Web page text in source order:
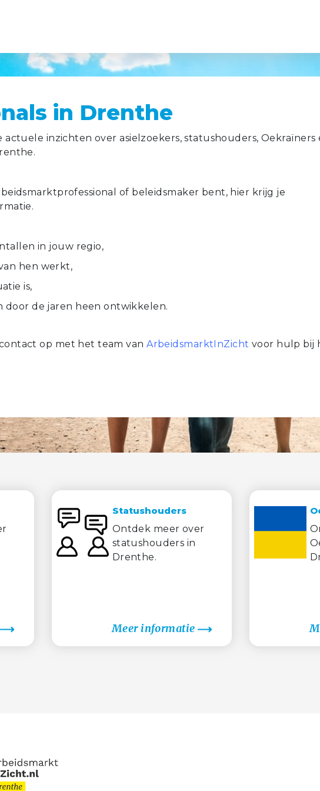
in Drenthe
actuele inzichten over asielzoekers, statushouders, Oekraïners
of beleidsmaker bent, hier krijg je
in jouw regio,
hen werkt,
is,
door de jaren heen ontwikkelen.
op met het team vanArbeidsmarktInZicht voor hulp bij
Statushouders
Ontdek meer over
statushouders in
Drenthe.
Meer informatie